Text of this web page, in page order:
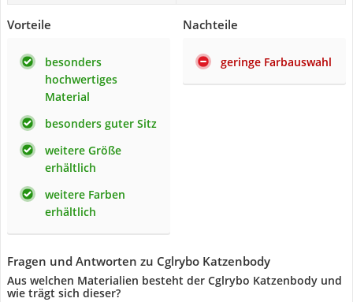
Vorteile
besonders
hochwertiges
Material
besonders guter Sitz
weitere Größe
erhältlich
weitere Farben
erhältlich
Nachteile
geringe Farbauswahl
Fragen und Antworten zu Cglrybo Katzenbody
Aus welchen Materialien besteht der Cglrybo Katzenbody und
wie trägt sich dieser?